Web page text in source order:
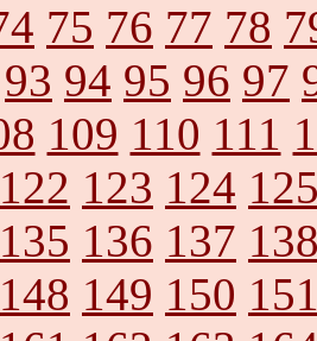
75 76 77 78
93 94 95 96 97
109 110 111
122 123 124
135 136 137
148 149 150